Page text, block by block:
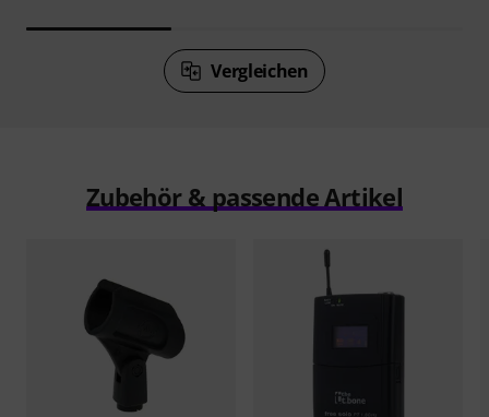
Vergleichen
Zubehör & passende Artikel